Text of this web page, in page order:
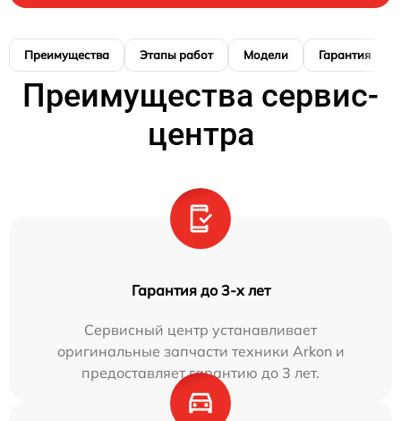
Преимущества Этапы работ Модели Гарантия
Преимущества сервис-
центра
Гарантия до 3-х лет
Сервисный центр устанавливает
оригинальные запчасти техники Arkon и
предоставляет гарантию до 3 лет.